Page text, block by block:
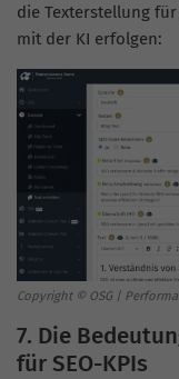
die Texterstellung
mit der KI erfolgen:
Copyright © OSG |
7. Die
für SEO-KPIs